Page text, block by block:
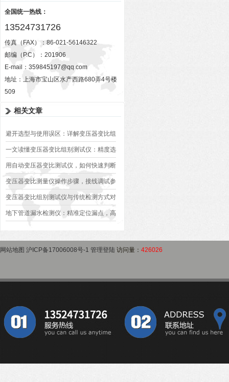
全国统一热线：
13524731726
传真（FAX）：86-021-56146322
邮编（P.C）：201906
E-mail： 359845197@qq.com
地址：上海市宝山区水产西路680弄4号楼
509
相关文章
避开选型与使用误区：详解变压器变比组
别测试仪的日常校准方法、常见组别识别
异常排查方案
一文读懂变压器变比组别测试仪：精度选
型、接线规范、报告生成全流程标准化操
作指南
用自动变压器变比测试仪，如何快速判断
变压器是否合格？
变压器变比测量仪操作步骤，接线调试参
数设定变比测试数据保存使用教程
变压器变比组别测试仪与传统检测方式对
比：精度、速度与安全性深度分析
地下管道漏水检测仪：精准定位漏点，高
网站地图 沪ICP备17006008号-1 管理登陆 访问量： 426026